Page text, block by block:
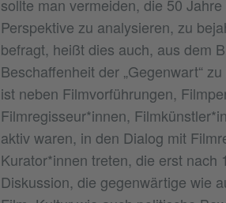
sollte man vermeiden, die 50
Perspektive zu analysieren, zu
befragt, heißt dies auch, aus dem
Beschaffenheit der „Gegenwart“
ist neben Filmvorführungen,
Filmregisseur*innen,
aktiv waren, in den Dialog mit
Kurator*innen treten, die erst
Diskussion, die gegenwärtige wie